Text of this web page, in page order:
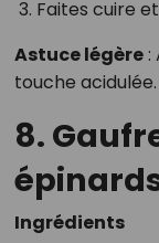
Faites cuire
Astuce légère:
touche acidulée.
8.
Ingrédients